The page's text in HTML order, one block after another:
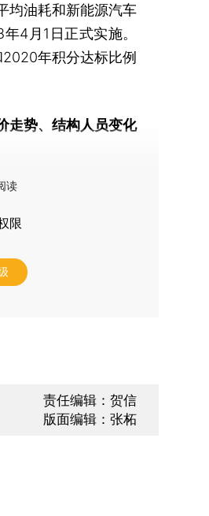
均油耗和新能源汽车
4月1日正式实施。
年积分达标比例
走势、结构人员变化
读
限
责任编辑：贺信
版面编辑：张柘